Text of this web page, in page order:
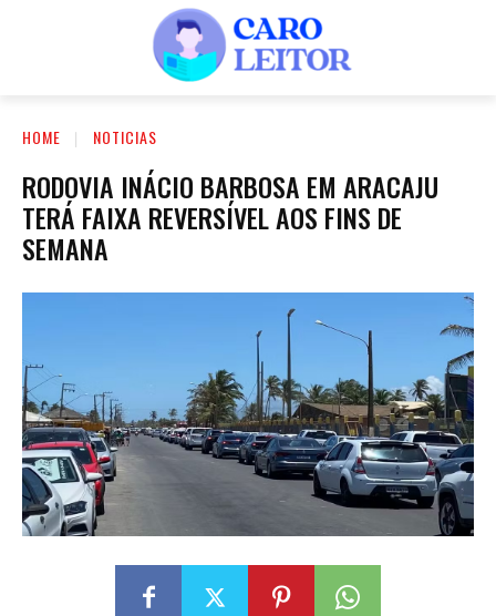
HOME NOTICIAS
RODOVIA INÁCIO BARBOSA EM ARACAJU
TERÁ FAIXA REVERSÍVEL AOS FINS DE
SEMANA